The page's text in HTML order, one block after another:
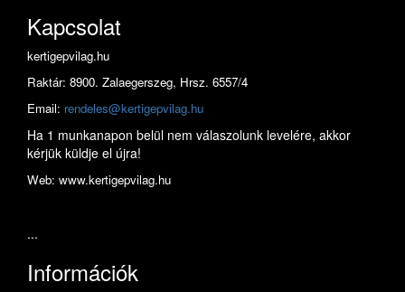
Kapcsolat
kertigepvilag.hu
Raktár: 8900. Zalaegerszeg, Hrsz. 6557/4
Email: rendeles@kertigepvilag.hu
Ha 1 munkanapon belül nem válaszolunk levelére, akkor
kérjük küldje el újra!
Web: www.kertigepvilag.hu
...
Információk